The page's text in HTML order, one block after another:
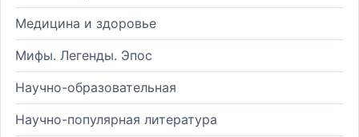
Медицина и здоровье
Мифы. Легенды. Эпос
Научно-образовательная
Научно-популярная литература